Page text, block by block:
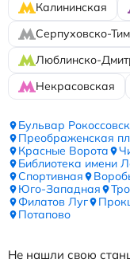
Калининская
Серпуховско-
Люблинско-
Некрасовская
Бульвар
Преображенская
Красные Ворота
Библиотека имени
Спортивная
Юго-Западная
Филатов Луг
Потапово
Не нашли свою